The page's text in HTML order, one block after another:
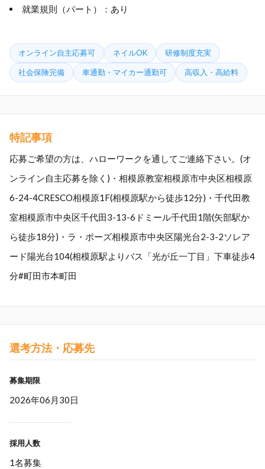
就業規則（パート）：あり
オンライン自主応募可 ネイルOK 研修制度充実
社会保険完備 車通勤・マイカー通勤可 高収入・高給料
特記事項
応募ご希望の方は、ハローワークを通してご連絡下さい。(オ
ンライン自主応募を除く)・相模原教室相模原市中央区相模原
6-24-4CRESCO相模原1F(相模原駅から徒歩12分)・千代田教
室相模原市中央区千代田3-13-6ドミール千代田1階(矢部駅か
ら徒歩18分)・ラ・ポーズ相模原市中央区陽光台2-3-2ソレア
ード陽光台104(相模原駅よりバス「光が丘一丁目」下車徒歩4
分#町田市本町田
選考方法・応募先
募集期限
2026年06月30日
採用人数
1名募集